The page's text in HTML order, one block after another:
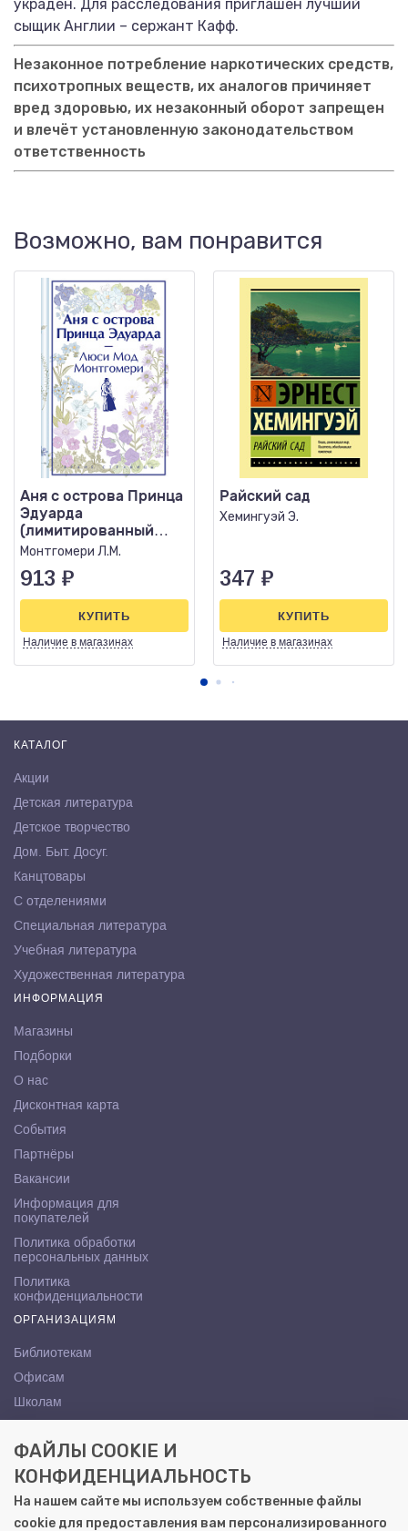
украден. Для расследования приглашен лучший
сыщик Англии – сержант Кафф.
Незаконное потребление наркотических средств,
психотропных веществ, их аналогов причиняет
вред здоровью, их незаконный оборот запрещен
и влечёт установленную законодательством
ответственность
Возможно, вам понравится
Аня с острова Принца
Эдуарда
(лимитированный
дизайн)
Монтгомери Л.М.
913 ₽
Наличие в магазинах
КУПИТЬ
Райский сад
Хемингуэй Э.
347 ₽
Наличие в магазинах
КУПИТЬ
КАТАЛОГ
Акции
Детская литература
Детское творчество
Дом. Быт. Досуг.
Канцтовары
С отделениями
Специальная литература
Учебная литература
Художественная литература
ИНФОРМАЦИЯ
Магазины
Подборки
О нас
Дисконтная карта
События
Партнёры
Вакансии
Информация для
покупателей
Политика обработки
персональных данных
Политика
конфиденциальности
ОРГАНИЗАЦИЯМ
Библиотекам
Офисам
Школам
КОНТАКТЫ
Саратов, ул. Осипова, 10А
+7 (8452) 72-65-65
ФАЙЛЫ COOKIE И
КОНФИДЕНЦИАЛЬНОСТЬ
На нашем сайте мы используем собственные файлы
cookie для предоставления вам персонализированного